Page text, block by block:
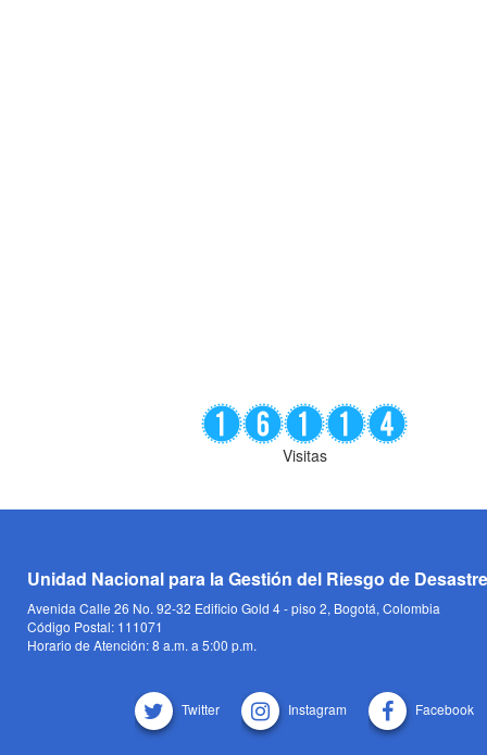
Visitas
Unidad Nacional para la Gestión del Riesgo de
Avenida Calle 26 No. 92-32 Edificio Gold 4 - piso 2, Bogotá, Colombia
Código Postal: 111071
Horario de Atención: 8 a.m. a 5:00 p.m.
Twitter Instagram Facebook